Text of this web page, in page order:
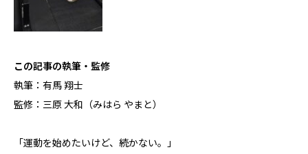
この記事の執筆・監修
執筆：有馬 翔士
監修：三原 大和（みはら やまと）
「運動を始めたいけど、続かない。」